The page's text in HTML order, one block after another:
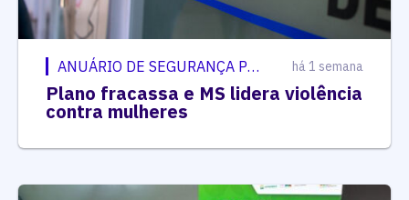
ANUÁRIO DE SEGURANÇA PÚBLICA há 1 semana
Plano fracassa e MS lidera violência
contra mulheres